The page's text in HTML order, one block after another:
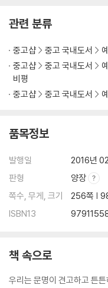
관련 분류
중고샵 중고 국내도서
중고샵
중고 국내도서
비평
중고샵
중고 국내도서
품목정보
발행일
2016년
판형
양장
쪽수, 무게, 크기
256쪽 |
ISBN13
책 속으로
우리는 문명이 견고하고 튼